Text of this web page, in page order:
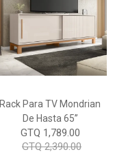
Rack Para TV Mondrian
De Hasta 65”
GTQ 1,789.00
GTQ 2,390.00